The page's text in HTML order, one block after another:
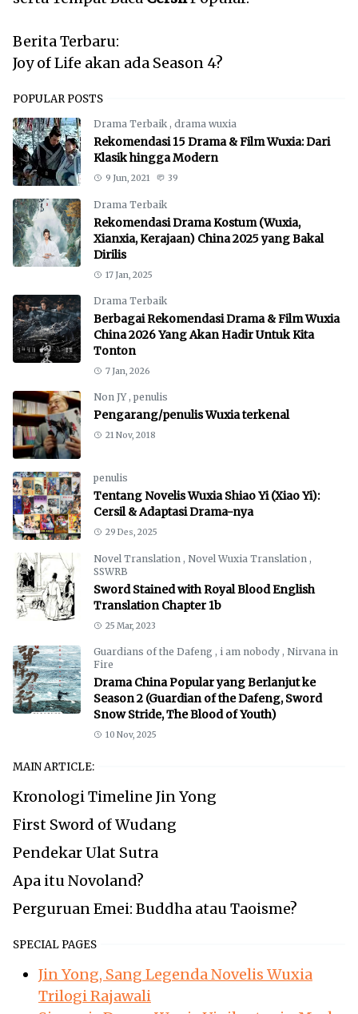
Berita Terbaru:
Joy of Life akan ada Season 4?
POPULAR POSTS
Drama Terbaik , drama wuxia
Rekomendasi 15 Drama & Film Wuxia: Dari
Klasik hingga Modern
9 Jun, 2021 39
Drama Terbaik
Rekomendasi Drama Kostum (Wuxia,
Xianxia, Kerajaan) China 2025 yang Bakal
Dirilis
17 Jan, 2025
Drama Terbaik
Berbagai Rekomendasi Drama & Film Wuxia
China 2026 Yang Akan Hadir Untuk Kita
Tonton
7 Jan, 2026
Non JY , penulis
Pengarang/penulis Wuxia terkenal
21 Nov, 2018
penulis
Tentang Novelis Wuxia Shiao Yi (Xiao Yi):
Cersil & Adaptasi Drama-nya
29 Des, 2025
Novel Translation , Novel Wuxia Translation ,
SSWRB
Sword Stained with Royal Blood English
Translation Chapter 1b
25 Mar, 2023
Guardians of the Dafeng , i am nobody , Nirvana in
Fire
Drama China Popular yang Berlanjut ke
Season 2 (Guardian of the Dafeng, Sword
Snow Stride, The Blood of Youth)
10 Nov, 2025
MAIN ARTICLE:
Kronologi Timeline Jin Yong
First Sword of Wudang
Pendekar Ulat Sutra
Apa itu Novoland?
Perguruan Emei: Buddha atau Taoisme?
SPECIAL PAGES
Jin Yong, Sang Legenda Novelis Wuxia
Trilogi Rajawali